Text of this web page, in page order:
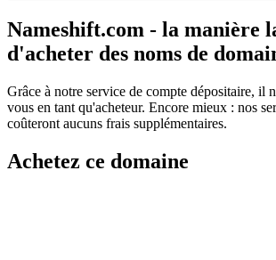
Nameshift.com - la manière
d'acheter des noms de
Grâce à notre service de compte dépositaire, il
vous en tant qu'acheteur. Encore mieux : nos
coûteront aucuns frais supplémentaires.
Achetez ce domaine